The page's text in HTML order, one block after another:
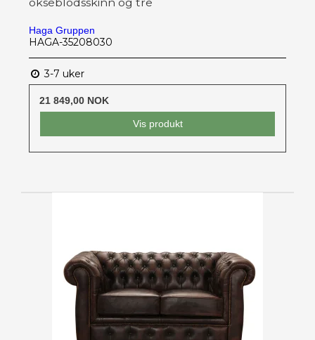
okseblodsskinn og tre
Haga Gruppen
HAGA-35208030
3-7 uker
21 849,00 NOK
Vis produkt